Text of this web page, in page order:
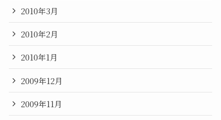
2010年3月
2010年2月
2010年1月
2009年12月
2009年11月